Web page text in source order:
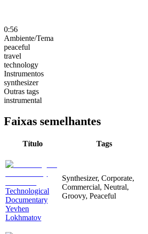
0:56
Ambiente/Tema
peaceful
travel
technology
Instrumentos
synthesizer
Outras tags
instrumental
Faixas semelhantes
Título Tags
Technological
Documentary
Yevhen
Lokhmatov
Synthesizer, Corporate,
Commercial, Neutral,
Groovy, Peaceful